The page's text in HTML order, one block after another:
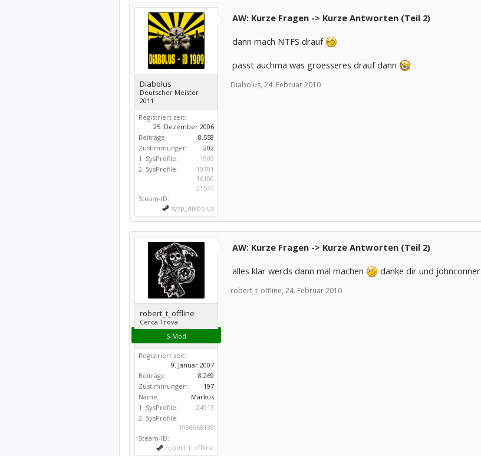
Diabolus
Deutscher Meister
2011
Registriert seit:
25. Dezember 2006
Beiträge:
8.558
Zustimmungen:
202
1. SysProfile:
1909
2. SysProfile:
10701
16100
21574
Steam-ID:
sysp_diabolus
AW: Kurze Fragen -> Kurze Antworten (Teil 2)
dann mach NTFS drauf
passt auchma was groesseres drauf dann
Diabolus, 24. Februar 2010
robert_t_offline
Cerca Trova
S-Mod
Registriert seit:
9. Januar 2007
Beiträge:
8.269
Zustimmungen:
197
Name:
Markus
1. SysProfile:
24913
2. SysProfile:
1998668139
Steam-ID:
robert_t_offline
AW: Kurze Fragen -> Kurze Antworten (Teil 2)
alles klar werds dann mal machen
danke dir und johnconner
robert_t_offline, 24. Februar 2010